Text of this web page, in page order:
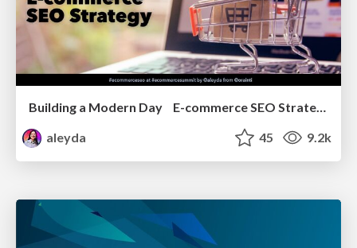
Building a Modern Day E-commerce SEO Strategy
aleyda
45 9.2k